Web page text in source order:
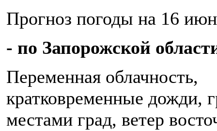
Прогноз погоды на 16
- по Запорожской
Переменная облачность,
кратковременные дожди,
местами град, ветер